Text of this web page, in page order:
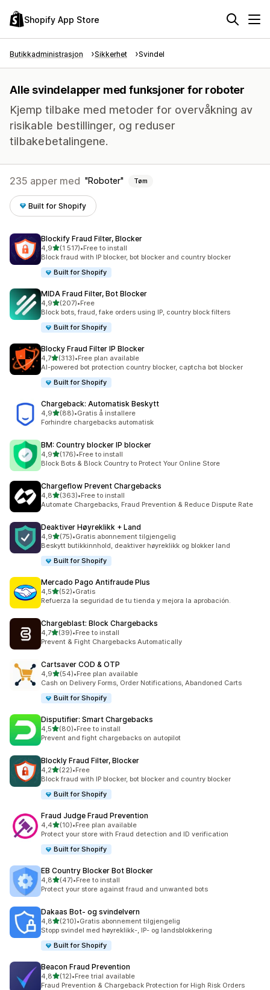
Shopify App Store
Butikkadministrasjon Sikkerhet Svindel
Alle svindelapper med funksjoner for roboter
Kjemp tilbake med metoder for overvåkning av
risikable bestillinger, og reduser
tilbakebetalingene.
235 apper med Roboter Tøm
Built for Shopify
Blockify Fraud Filter, Blocker
4,9av 5 stjerner
(1 517)
Totalt 1517 omtaler
•Free to install
Block fraud with IP blocker, bot blocker and country blocker
Built for Shopify
MIDA Fraud Filter, Bot Blocker
4,9av 5 stjerner
(207)
Totalt 207 omtaler
•Free
Block bots, fraud, fake orders using IP, country block filters
Built for Shopify
Blocky Fraud Filter IP Blocker
4,7av 5 stjerner
(313)
Totalt 313 omtaler
•Free plan available
AI-powered bot protection country blocker, captcha bot blocker
Built for Shopify
Chargeback: Automatisk Beskytt
4,9av 5 stjerner
(88)
Totalt 88 omtaler
•Gratis å installere
Forhindre chargebacks automatisk
BM: Country blocker IP blocker
4,9av 5 stjerner
(176)
Totalt 176 omtaler
•Free to install
Block Bots & Block Country to Protect Your Online Store
Chargeflow Prevent Chargebacks
4,8av 5 stjerner
(363)
Totalt 363 omtaler
•Free to install
Automate Chargebacks, Fraud Prevention & Reduce Dispute Rate
Deaktiver Høyreklikk + Land
4,9av 5 stjerner
(75)
Totalt 75 omtaler
•Gratis abonnement tilgjengelig
Beskytt butikkinnhold, deaktiver høyreklikk og blokker land
Built for Shopify
Mercado Pago Antifraude Plus
4,5av 5 stjerner
(52)
Totalt 52 omtaler
•Gratis
Refuerza la seguridad de tu tienda y mejora la aprobación.
Chargeblast: Block Chargebacks
4,7av 5 stjerner
(39)
Totalt 39 omtaler
•Free to install
Prevent & Fight Chargebacks Automatically
Cartsaver COD & OTP
4,9av 5 stjerner
(54)
Totalt 54 omtaler
•Free plan available
Cash on Delivery Forms, Order Notifications, Abandoned Carts
Built for Shopify
Disputifier: Smart Chargebacks
4,5av 5 stjerner
(80)
Totalt 80 omtaler
•Free to install
Prevent and fight chargebacks on autopilot
Blockly Fraud Filter, Blocker
4,2av 5 stjerner
(22)
Totalt 22 omtaler
•Free
Block fraud with IP blocker, bot blocker and country blocker
Built for Shopify
Fraud Judge Fraud Prevention
4,4av 5 stjerner
(10)
Totalt 10 omtaler
•Free plan available
Protect your store with Fraud detection and ID verification
Built for Shopify
EB Country Blocker Bot Blocker
4,8av 5 stjerner
(47)
Totalt 47 omtaler
•Free to install
Protect your store against fraud and unwanted bots
Dakaas Bot‑ og svindelvern
4,8av 5 stjerner
(210)
Totalt 210 omtaler
•Gratis abonnement tilgjengelig
Stopp svindel med høyreklikk-, IP- og landsblokkering
Built for Shopify
Beacon Fraud Prevention
4,8av 5 stjerner
(12)
Totalt 12 omtaler
•Free trial available
Fraud Prevention & Chargeback Protection for High Risk Orders